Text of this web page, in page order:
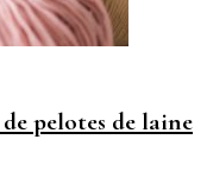
pelotes de laine